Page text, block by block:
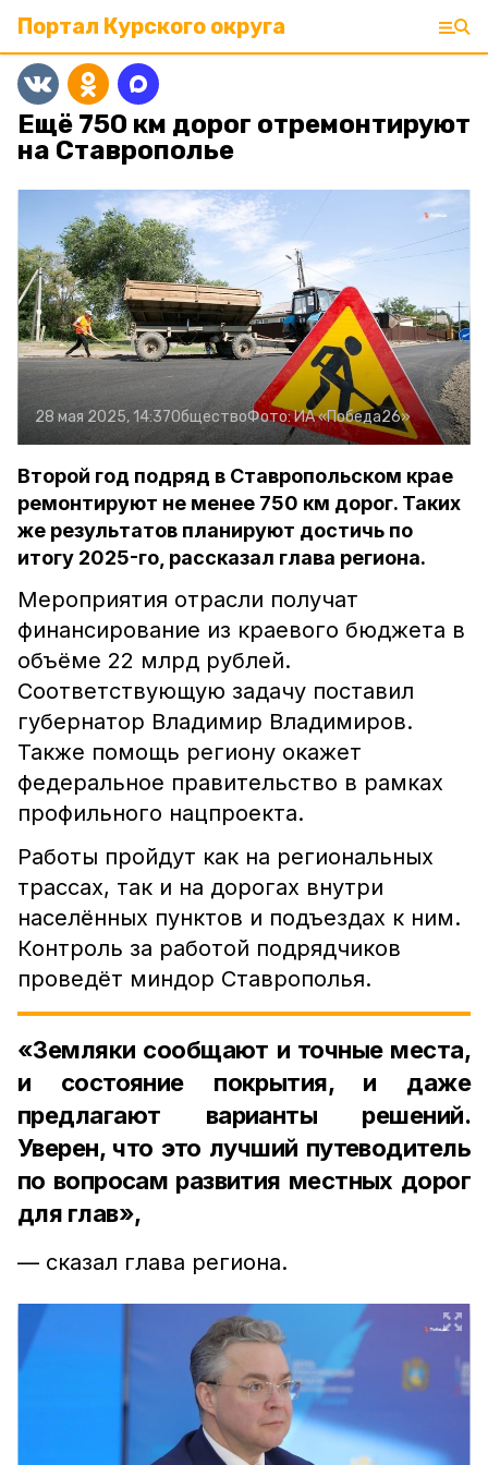
Портал Курского округа
Ещё 750 км дорог отремонтируют
на Ставрополье
28 мая 2025, 14:37ОбществоФото:ИА «Победа26»
Второй год подряд в Ставропольском крае
ремонтируют не менее 750 км дорог. Таких
же результатов планируют достичь по
итогу 2025-го, рассказал глава региона.
Мероприятия отрасли получат
финансирование из краевого бюджета в
объёме 22 млрд рублей.
Соответствующую задачу поставил
губернатор Владимир Владимиров.
Также помощь региону окажет
федеральное правительство в рамках
профильного нацпроекта.
Работы пройдут как на региональных
трассах, так и на дорогах внутри
населённых пунктов и подъездах к ним.
Контроль за работой подрядчиков
проведёт миндор Ставрополья.
«Земляки сообщают и точные места,
и состояние покрытия, и даже
предлагают варианты решений.
Уверен, что это лучший путеводитель
по вопросам развития местных дорог
для глав»,
— сказал глава региона.